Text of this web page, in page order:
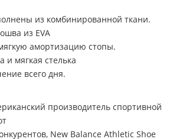
из комбинированной ткани.
из EVA
амортизацию стопы.
и мягкая стелька
всего дня.
производитель спортивной
New Balance Athletic Shoe